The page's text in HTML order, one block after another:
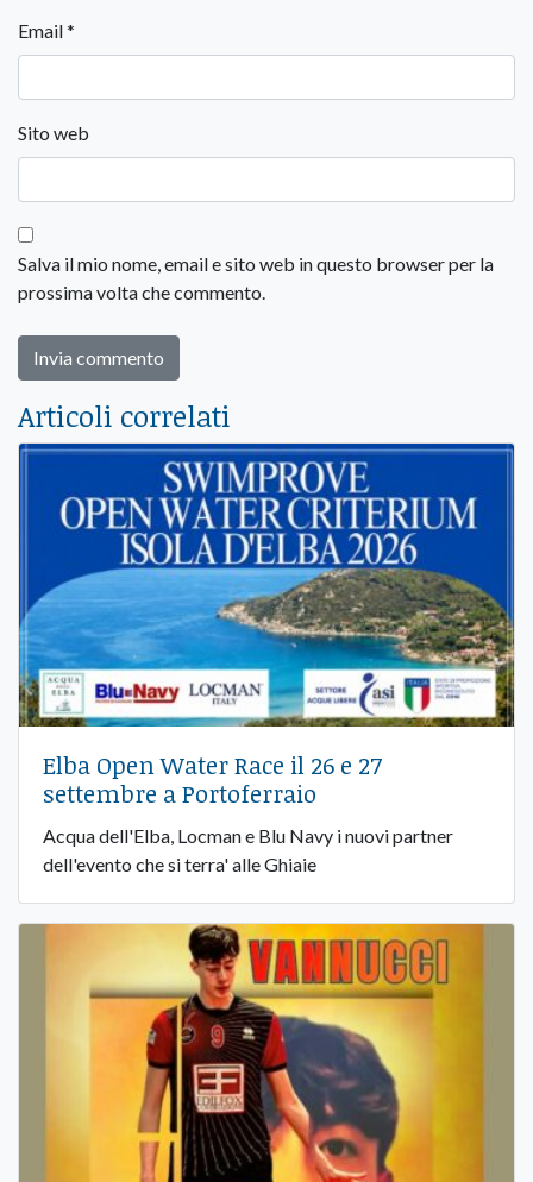
Email*
Sito web
Salva il mio nome, email e sito web in questo browser per la
prossima volta che commento.
Articoli correlati
Elba Open Water Race il 26 e 27
settembre a Portoferraio
Acqua dell'Elba, Locman e Blu Navy i nuovi partner
dell'evento che si terra' alle Ghiaie